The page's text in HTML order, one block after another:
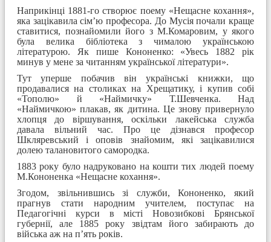
Наприкінці 1881-го створює поему «Нещасне кохання»,
яка зацікавила сім’ю професора. До Мусія почали краще
ставитися, познайомили його з М.Комаровим, у якого
була велика бібліотека з чималою українською
літературою. Як пише Кононенко: «Увесь 1882 рік
минув у мене за читанням української літератури».
Тут уперше побачив він українські книжки, що
продавалися на столиках на Хрещатику, і купив собі
«Тополю» й «Наймичку» Т.Шевченка. Над
«Наймичкою» плакав, як дитина. Це знову привернуло
хлопця до віршування, оскільки лакейська служба
давала вільний час. Про це дізнався професор
Шкляревський і оповів знайомим, які зацікавилися
долею талановитого самородка.
1883 року було надруковано на кошти тих людей поему
М.Кононенка «Нещасне кохання».
Згодом, звільнившись зі служби, Кононенко, який
прагнув стати народним учителем, поступає на
Педагогічні курси в місті Новозибкові Брянської
губернії, але 1885 року звідтам його забирають до
війська аж на п’ять років.